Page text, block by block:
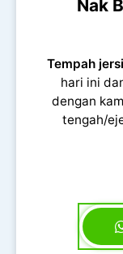
Nak
Tempah
hari ini
dengan
tengah/